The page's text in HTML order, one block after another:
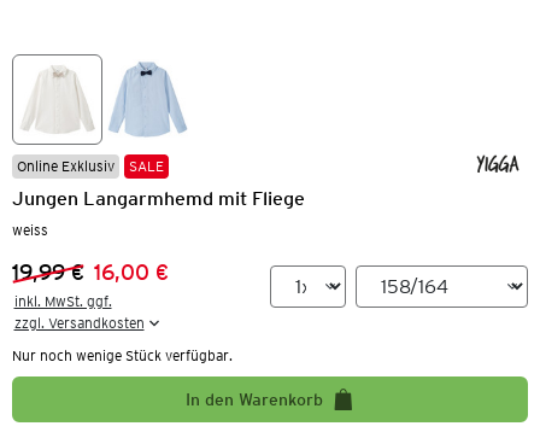
Online Exklusiv SALE
Jungen Langarmhemd mit Fliege
weiss
Vorheriger Preis:
19,99 €
Neuer Preis:
16,00 €
inkl. MwSt. ggf.
zzgl. Versandkosten
Nur noch wenige Stück verfügbar.
In den Warenkorb